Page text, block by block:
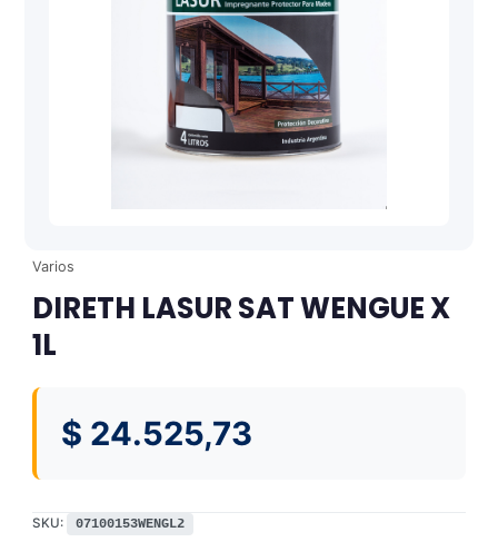
Varios
DIRETH LASUR SAT WENGUE X
1L
$ 24.525,73
SKU: 07100153WENGL2